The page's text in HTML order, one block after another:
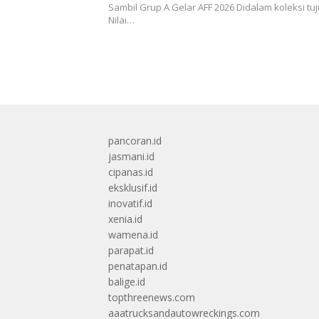
Sambil Grup A Gelar AFF 2026 Didalam koleksi
Nilai…
pancoran.id
jasmani.id
cipanas.id
eksklusif.id
inovatif.id
xenia.id
wamena.id
parapat.id
penatapan.id
balige.id
topthreenews.com
aaatrucksandautowreckings.com